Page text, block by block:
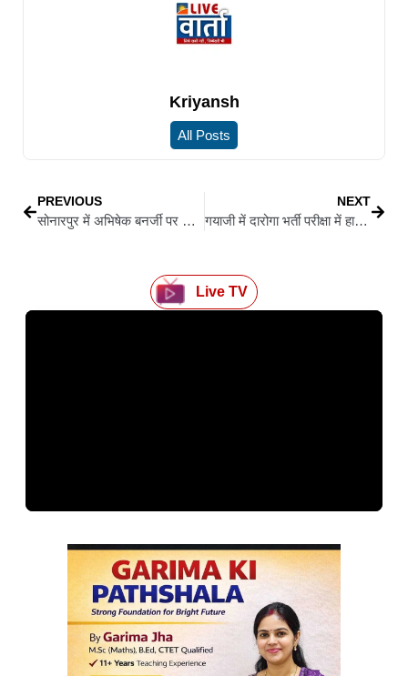
Kriyansh
All Posts
PREVIOUS
सोनारपुर में अभिषेक बनर्जी पर कथित हमला, बोले-“मुझे जान से मारना चाहते थे, हाई कोर्ट और सुप्रीम कोर्ट तक जाऊंगा”
NEXT
गयाजी में दारोगा भर्ती परीक्षा में हाईटेक नकल का खुलासा, ब्लूटूथ-वॉकी-टॉकी से भेजे जा रहे थे जवाब
Live TV